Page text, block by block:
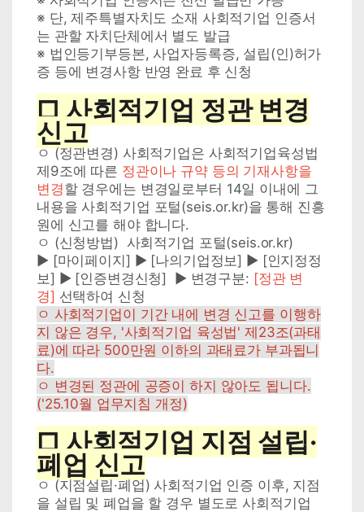
※ 단, 제주특별자치도 소재 사회적기업 인증서
는 관할 자치단체에서 별도 발급
※ 법인등기부등본, 사업자등록증, 설립(인)허가
증 등에 변경사항 반영 완료 후 신청
□ 사회적기업 정관 변경
신고
ㅇ (정관변경) 사회적기업은 사회적기업육성법
제9조에 따른 정관이나 규약 등의 기재사항을
변경할 경우에는 변경일로부터 14일 이내에 그
내용을 사회적기업 포털(seis.or.kr)을 통해 진흥
원에 신고를 해야 합니다.
ㅇ (신청방법) 사회적기업 포털(seis.or.kr)
▶ [마이페이지] ▶ [나의기업정보] ▶ [인지정정
보] ▶ [인증변경신청] ▶ 변경구분: [정관 변
경] 선택하여 신청
ㅇ 사회적기업이 기간 내에 변경 신고를 이행하
지 않은 경우, '사회적기업 육성법' 제23조(과태
료)에 따라 500만원 이하의 과태료가 부과됩니
다.
ㅇ 변경된 정관에 공증이 하지 않아도 됩니다.
('25.10월 업무지침 개정)
□ 사회적기업 지점 설립·
폐업 신고
ㅇ (지점설립·폐업) 사회적기업 인증 이후, 지점
을 설립 및 폐업을 할 경우 별도로 사회적기업